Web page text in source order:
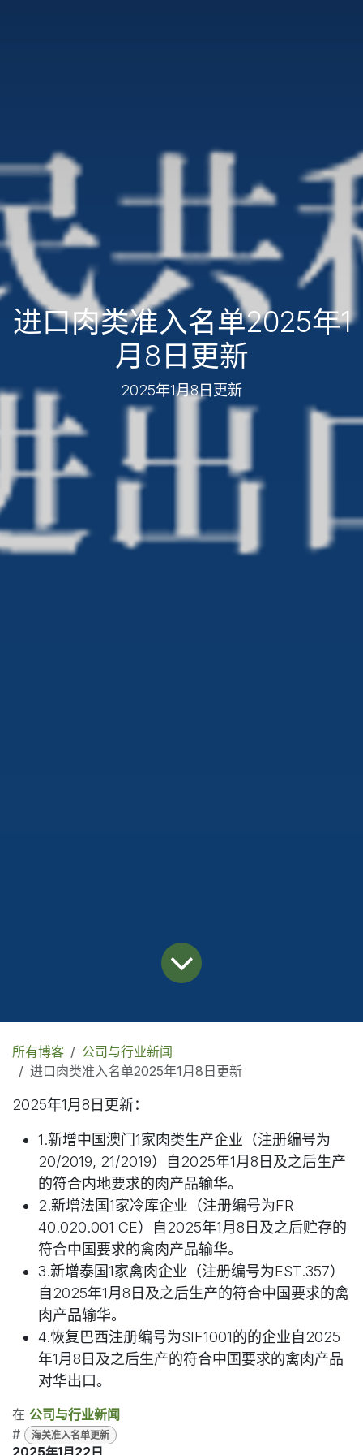
进口肉类准入名单2025年1
月8日更新
2025年1月8日更新
所有博客
公司与行业新闻
进口肉类准入名单2025年1月8日更新
2025年1月8日更新：
1.新增中国澳门1家肉类生产企业（注册编号为
20/2019, 21/2019）自2025年1月8日及之后生产
的符合内地要求的肉产品输华。
2.新增法国1家冷库企业（注册编号为FR
40.020.001 CE）自2025年1月8日及之后贮存的
符合中国要求的禽肉产品输华。
3.新增泰国1家禽肉企业（注册编号为EST.357）
自2025年1月8日及之后生产的符合中国要求的禽
肉产品输华。
4.恢复巴西注册编号为SIF1001的的企业自2025
年1月8日及之后生产的符合中国要求的禽肉产品
对华出口。
在 公司与行业新闻
#
海关准入名单更新